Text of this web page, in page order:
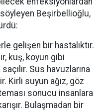
Beşirbellioğlu,
gelişen bir hastalıktır.
kuş, koyun gibi
Süs havuzlarına
Kirli suyun ağız, göz
sonucu insanlara
Bulaşmadan bir